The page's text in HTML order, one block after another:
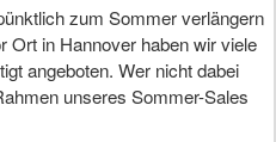
zum Sommer verlängern
Ort in Hannover haben wir viele
angeboten. Wer nicht dabei
unseres Sommer-Sales